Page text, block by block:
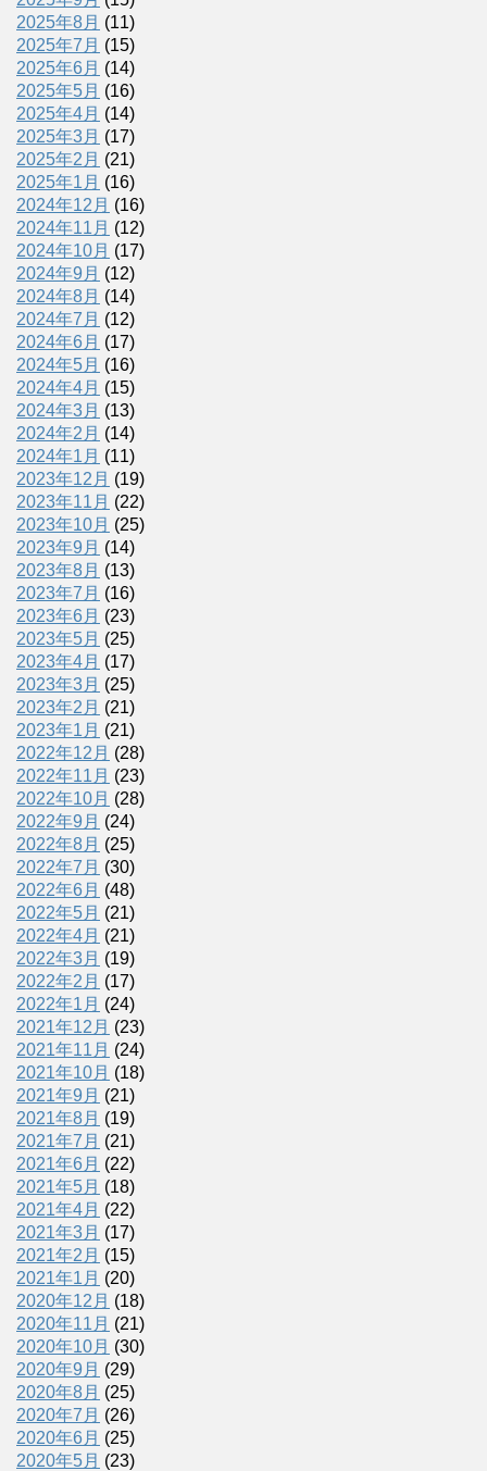
2025年8月 (11)
2025年7月 (15)
2025年6月 (14)
2025年5月 (16)
2025年4月 (14)
2025年3月 (17)
2025年2月 (21)
2025年1月 (16)
2024年12月 (16)
2024年11月 (12)
2024年10月 (17)
2024年9月 (12)
2024年8月 (14)
2024年7月 (12)
2024年6月 (17)
2024年5月 (16)
2024年4月 (15)
2024年3月 (13)
2024年2月 (14)
2024年1月 (11)
2023年12月 (19)
2023年11月 (22)
2023年10月 (25)
2023年9月 (14)
2023年8月 (13)
2023年7月 (16)
2023年6月 (23)
2023年5月 (25)
2023年4月 (17)
2023年3月 (25)
2023年2月 (21)
2023年1月 (21)
2022年12月 (28)
2022年11月 (23)
2022年10月 (28)
2022年9月 (24)
2022年8月 (25)
2022年7月 (30)
2022年6月 (48)
2022年5月 (21)
2022年4月 (21)
2022年3月 (19)
2022年2月 (17)
2022年1月 (24)
2021年12月 (23)
2021年11月 (24)
2021年10月 (18)
2021年9月 (21)
2021年8月 (19)
2021年7月 (21)
2021年6月 (22)
2021年5月 (18)
2021年4月 (22)
2021年3月 (17)
2021年2月 (15)
2021年1月 (20)
2020年12月 (18)
2020年11月 (21)
2020年10月 (30)
2020年9月 (29)
2020年8月 (25)
2020年7月 (26)
2020年6月 (25)
2020年5月 (23)